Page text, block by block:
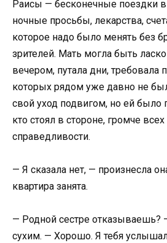
Раисы — бесконечные поездки
ночные просьбы, лекарства,
которое надо было менять без
зрителей. Мать могла быть
вечером, путала дни, требовала
которых рядом уже давно не
свой уход подвигом, но ей было
кто стоял в стороне, громче
справедливости.
— Я сказала нет, — произнесла
квартира занята.
— Родной сестре отказываешь?
сухим. — Хорошо. Я тебя